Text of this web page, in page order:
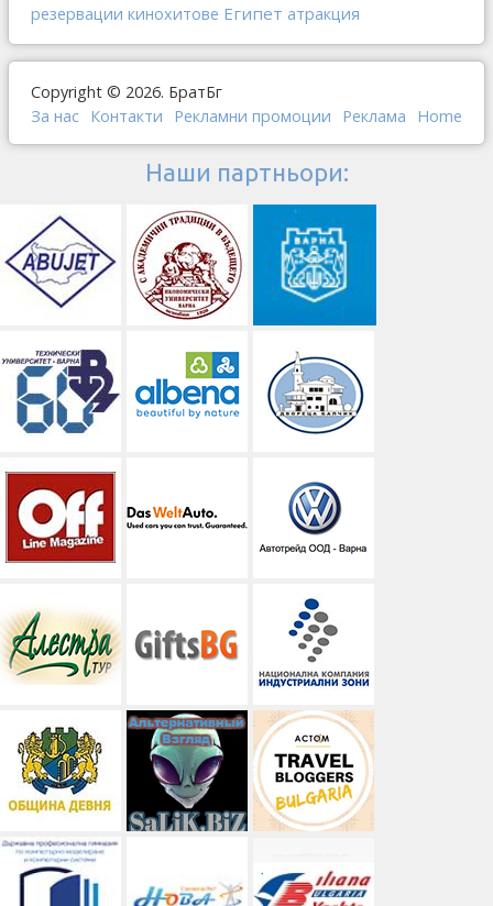
резервации кинохитове Египет атракция
Copyright © 2026. БратБг
За нас Контакти Рекламни промоции Реклама Home
Наши партньори: